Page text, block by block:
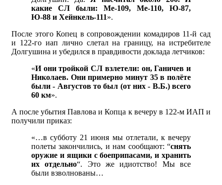
какие СЛ были: Ме-109, Ме-110, Ю-87,
Ю-88 и Хейнкель-111».
После этого Копец в сопровождении комадиров 11-й сад
и 122-го иап лично слетал на границу, на истребителе
Долгушина и убедился в правдивости доклада летчиков:
«И они тройкой СЛ взлетели: он, Ганичев и
Николаев. Они примерно минут 35 в полёте
были - Августов то был (от них - В.Б.) всего
60 км».
А после убытия Павлова и Копца к вечеру в 122-м ИАП и
получили приказ:
«…в субботу 21 июня мы отлетали, к вечеру
полеты закончились, и нам сообщают: “снять
оружие и ящики с боеприпасами, и хранить
их отдельно“. Это же идиотство! Мы все
были взволнованы…